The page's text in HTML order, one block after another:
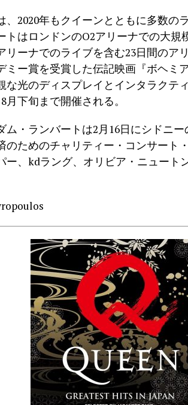
、2020年もクイーンとともに多数の
トはロンドンのO2アリーナでの大規
リーナでのライブを含む23日間のア
ミー賞を受賞した伝記映画『ボヘミ
な光のディスプレイとインタラクテ
下旬まで開催される。
ム・ランバートは2月16日にシドニ
のためのチャリティー・コンサート
ー、kdラング、オリビア・ニュート